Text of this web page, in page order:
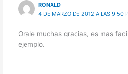
RONALD
4 DE MARZO DE 2012 A LAS 9:50
Orale muchas gracias, es mas
ejemplo.